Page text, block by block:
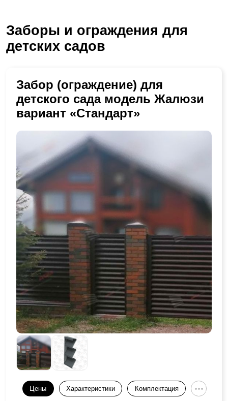
Заборы и ограждения для
детских садов
Забор (ограждение) для
детского сада модель Жалюзи
вариант «Стандарт»
Цены Характеристики Комплектация